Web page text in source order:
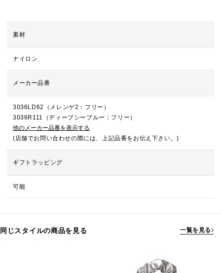
素材
ナイロン
メーカー品番
3036LD62（メレンゲ2：フリー）
3036R111（ディープシーブルー：フリー）
他のメーカー品番を表示する
(店舗でお問い合わせの際には、上記品番をお伝え下さい。)
ギフトラッピング
可能
同じスタイルの商品を見る 一覧を見る